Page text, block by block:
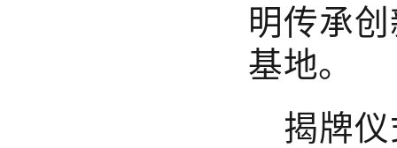
明传承
基地。
揭牌